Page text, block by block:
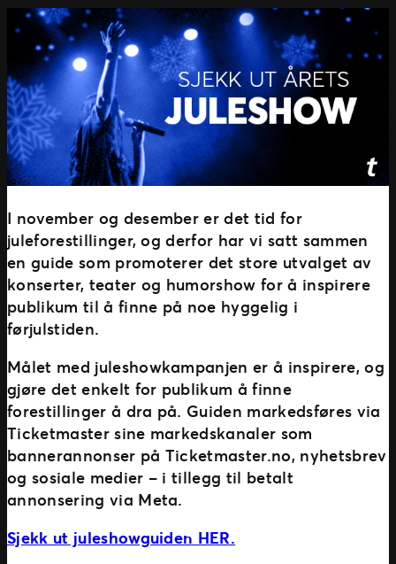
I november og desember er det tid for
juleforestillinger, og derfor har vi satt sammen
en guide som promoterer det store utvalget av
konserter, teater og humorshow for å inspirere
publikum til å finne på noe hyggelig i
førjulstiden.
Målet med juleshowkampanjen er å inspirere, og
gjøre det enkelt for publikum å finne
forestillinger å dra på. Guiden markedsføres via
Ticketmaster sine markedskanaler som
bannerannonser på Ticketmaster.no, nyhetsbrev
og sosiale medier – i tillegg til betalt
annonsering via Meta.
Sjekk ut juleshowguiden HER.